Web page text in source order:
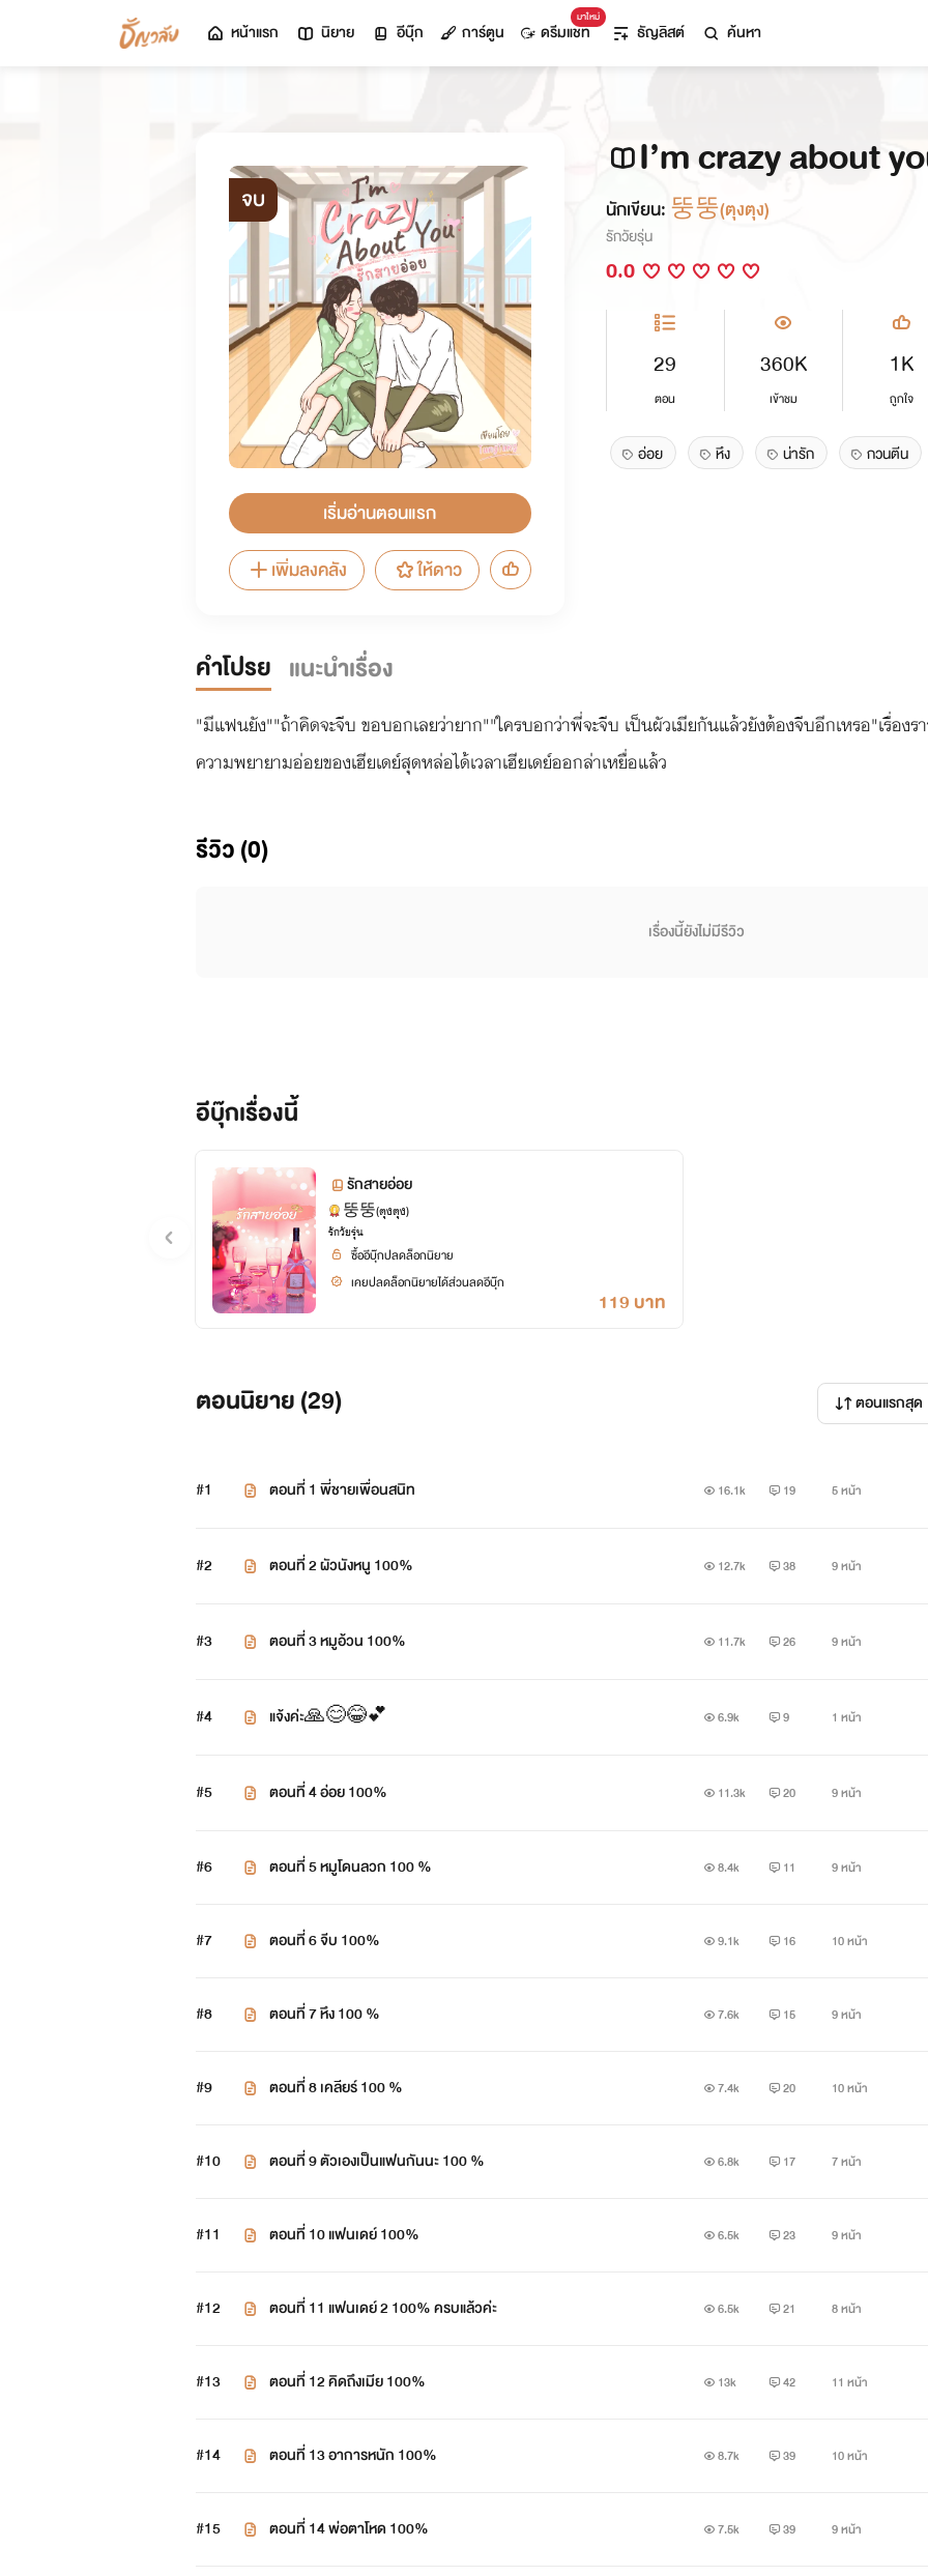
หน้าแรก นิยาย อีบุ๊ก การ์ตูน
มาใหม่
ดรีมแชท ธัญลิสต์ ค้นหา
จบ
เริ่มอ่านตอนแรก
เพิ่มลงคลัง
ให้ดาว
I’m crazy about
นักเขียน: 뚱뚱(ตุงตุง)
รักวัยรุ่น
0.0
29
ตอน
360K
เข้าชม
1K
ถูกใจ
อ่อย หึง น่ารัก กวนตีน
คำโปรย แนะนำเรื่อง
"มีแฟนยัง""ถ้าคิดจะจีบ ขอบอกเลยว่ายาก""ใครบอกว่าพี่จะจีบ เป็นผัวเมียกันแล้วยังต้องจีบอีกเหรอ"เรื่องร
รีวิว (0)
เรื่องนี้ยังไม่มีรีวิว
อีบุ๊กเรื่องนี้
รักสายอ่อย
뚱뚱(ตุงตุง)
รักวัยรุ่น
ซื้ออีบุ๊กปลดล็อกนิยาย
เคยปลดล็อกนิยายได้ส่วนลดอีบุ๊ก
119 บาท
ตอนนิยาย (29) ตอนแรกสุด
#1 ตอนที่ 1 พี่ชายเพื่อนสนิท 16.1k 19 5 หน้า
#2 ตอนที่ 2 ผัวนังหนู 100% 12.7k 38 9 หน้า
#3 ตอนที่ 3 หมูอ้วน 100% 11.7k 26 9 หน้า
#4 แจ้งค่ะ🙏😊😂💕 6.9k 9 1 หน้า
#5 ตอนที่ 4 อ่อย 100% 11.3k 20 9 หน้า
#6 ตอนที่ 5 หมูโดนลวก 100 % 8.4k 11 9 หน้า
#7 ตอนที่ 6 จีบ 100% 9.1k 16 10 หน้า
#8 ตอนที่ 7 หึง 100 % 7.6k 15 9 หน้า
#9 ตอนที่ 8 เคลียร์ 100 % 7.4k 20 10 หน้า
#10 ตอนที่ 9 ตัวเองเป็นแฟนกันนะ 100 % 6.8k 17 7 หน้า
#11 ตอนที่ 10 แฟนเดย์ 100% 6.5k 23 9 หน้า
#12 ตอนที่ 11 แฟนเดย์ 2 100% ครบแล้วค่ะ 6.5k 21 8 หน้า
#13 ตอนที่ 12 คิดถึงเมีย 100% 13k 42 11 หน้า
#14 ตอนที่ 13 อาการหนัก 100% 8.7k 39 10 หน้า
#15 ตอนที่ 14 พ่อตาโหด 100% 7.5k 39 9 หน้า